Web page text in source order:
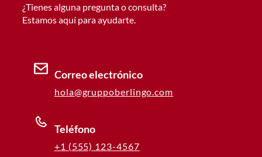
¿Tienes alguna pregunta o consulta?
Estamos aquí para ayudarte.
Correo electrónico
hola@gruppoberlingo.com
Teléfono
+1 (555) 123-4567